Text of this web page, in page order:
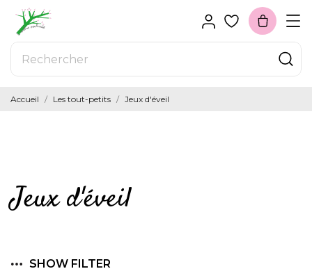
Accueil Les tout-petits Jeux d'éveil
Jeux d'éveil
SHOW FILTER